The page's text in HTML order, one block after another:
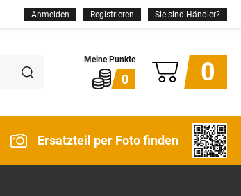
Anmelden Registrieren Sie sind Händler?
0 0
Ersatzteil per Foto finden